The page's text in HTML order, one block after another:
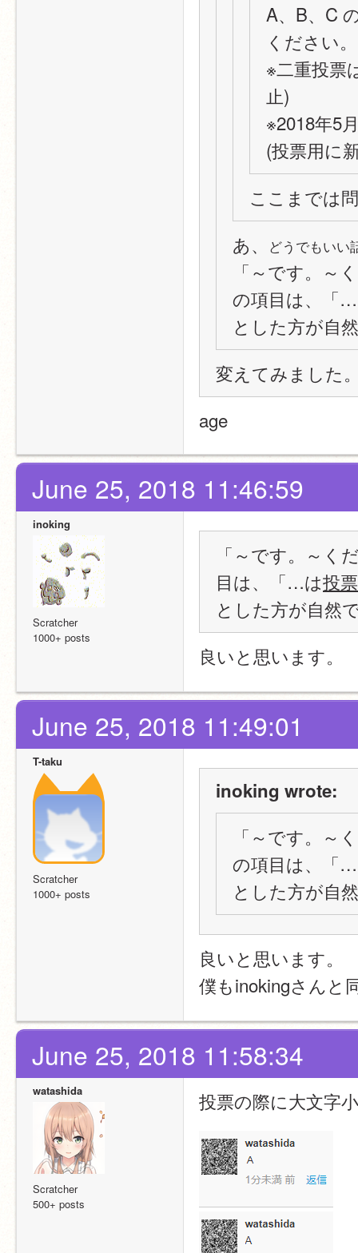
A、B、C
ください。
※二重投票
止)
※2018年5
(投票用に
ここまでは
あ、
どうでもいい
「～です。～
の項目は、「
とした方が自
変えてみました
age
June 25, 2018 11:46:59
inoking
Scratcher
1000+ posts
「～です。～く
目は、「…は投
とした方が自然
良いと思います。
June 25, 2018 11:49:01
T-taku
Scratcher
1000+ posts
inoking wrote:
「～です。～
の項目は、「
とした方が自
良いと思います。
僕もinokingさんと
June 25, 2018 11:58:34
watashida
Scratcher
500+ posts
投票の際に大文字